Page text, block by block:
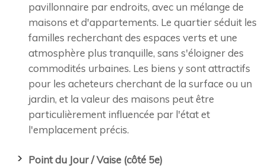
pavillonnaire par endroits, avec un mélange de
maisons et d'appartements. Le quartier séduit les
familles recherchant des espaces verts et une
atmosphère plus tranquille, sans s'éloigner des
commodités urbaines. Les biens y sont attractifs
pour les acheteurs cherchant de la surface ou un
jardin, et la valeur des maisons peut être
particulièrement influencée par l'état et
l'emplacement précis.
Point du Jour / Vaise (côté 5e)